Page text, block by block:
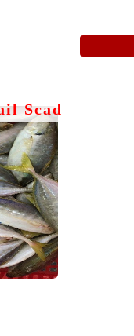
Scad